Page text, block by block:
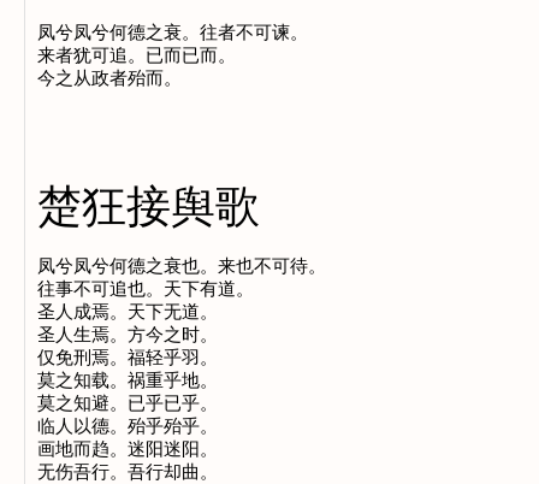
凤兮凤兮何德之衰。往者不可谏。
来者犹可追。已而已而。
楚狂接舆歌
凤兮凤兮何德之衰也。来也不可待。
往事不可追也。天下有道。
圣人成焉。天下无道。
圣人生焉。方今之时。
仅免刑焉。福轻乎羽。
莫之知载。祸重乎地。
莫之知避。已乎已乎。
临人以德。殆乎殆乎。
画地而趋。迷阳迷阳。
无伤吾行。吾行却曲。